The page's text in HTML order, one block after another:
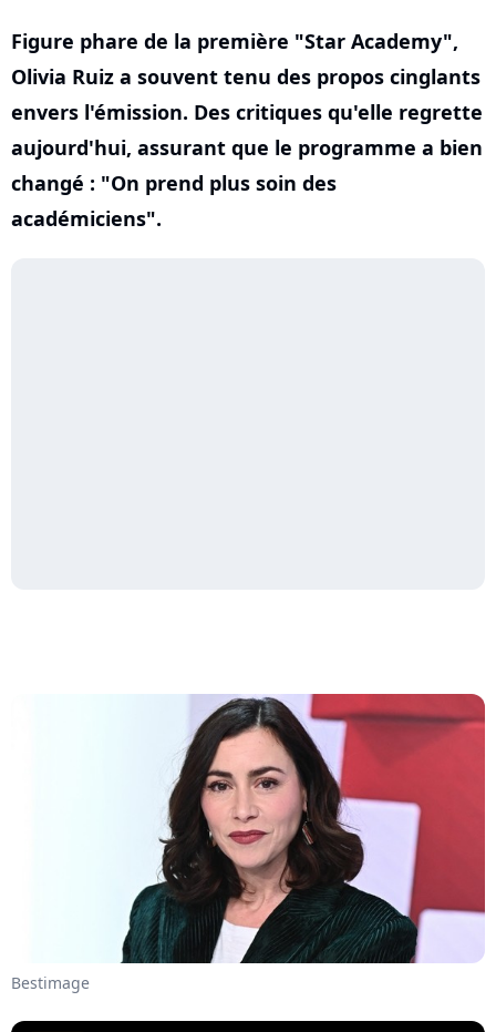
Figure phare de la première "Star Academy",
Olivia Ruiz a souvent tenu des propos cinglants
envers l'émission. Des critiques qu'elle regrette
aujourd'hui, assurant que le programme a bien
changé : "On prend plus soin des
académiciens".
Bestimage